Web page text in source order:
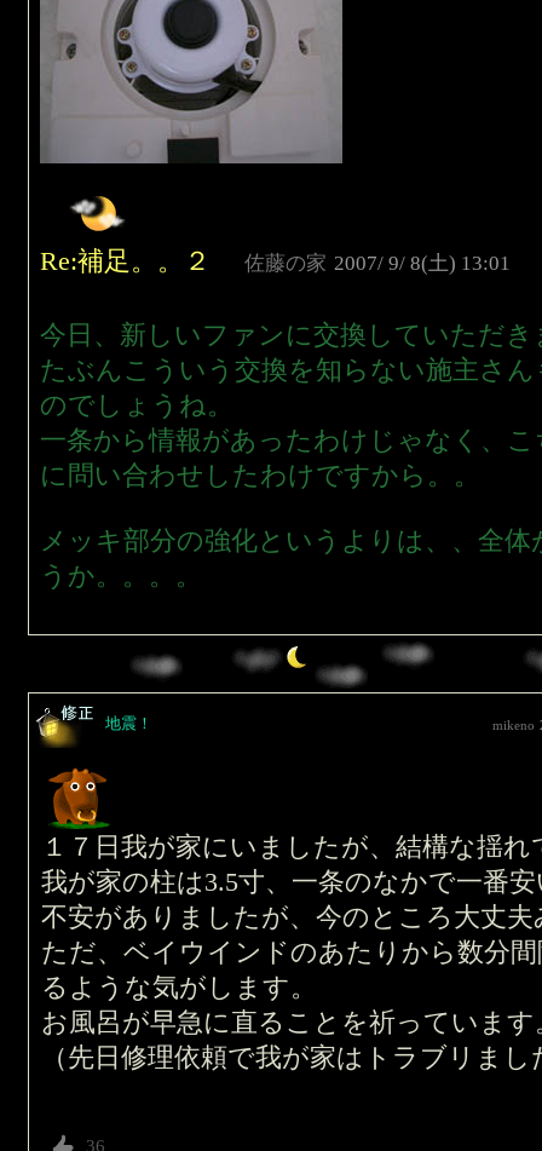
Re:補足。。２ 佐藤の家 2007/ 9/ 8(土) 13:01
今日、新しいファンに交換していただき
たぶんこういう交換を知らない施主さ
のでしょうね。
一条から情報があったわけじゃなく、
に問い合わせしたわけですから。。
メッキ部分の強化というよりは、、全
うか。。。。
地震！ mikeno
１７日我が家にいましたが、結構な揺れ
我が家の柱は3.5寸、一条のなかで一番
不安がありましたが、今のところ大丈
ただ、ベイウインドのあたりから数分
るような気がします。
お風呂が早急に直ることを祈っています
（先日修理依頼で我が家はトラブリまし